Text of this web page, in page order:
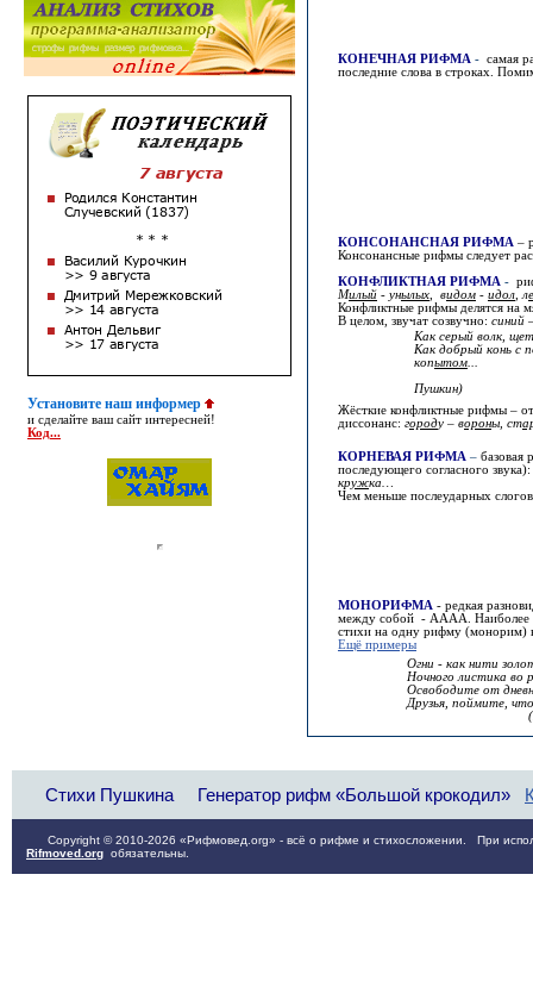
Установите наш информер
и сделайте ваш сайт интересней!
Код...
КОНЕЧНАЯ РИФМА - самая
последние слова в строках.
КОНСОНАНСНАЯ РИФМА –
Консонансные рифмы следует
КОНФЛИКТНАЯ РИФМА -
Милый - унылых видом - идол , л
Конфликтные рифмы делятся на
В целом, звучат созвучно: синий
Как серый волк,
Как добрый конь с
копытом
Пушкин)
Жёсткие конфликтные рифмы –
диссонанс: городу – вороны, ст
КОРНЕВАЯ РИФМА – базовая
последующего согласного звука):
кружка…
Чем меньше послеударных
МОНОРИФМА - редкая
между собой - АААА. Наиболее
стихи на одну рифму (монорим)
Ещё примеры
Огни - как нити
Ночного листика во
Освободите от
Друзья, поймите,
(М.И.
Стихи Пушкина Генератор рифм «Большой крокодил»
Copyright © 2010-2026 «Рифмовед.org» - всё о рифме и стихосложении. При
Rifmoved.org обязательны.